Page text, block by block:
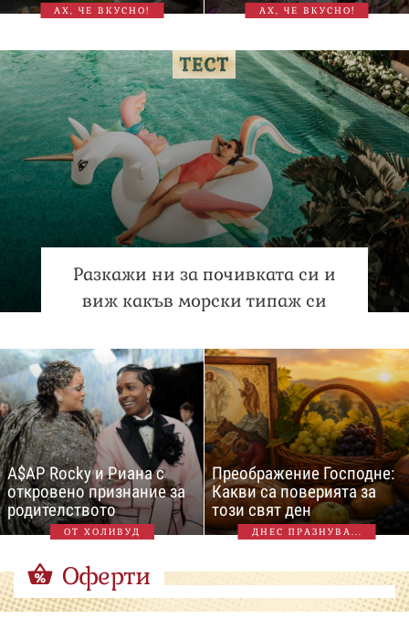
АХ, ЧЕ ВКУСНО! АХ, ЧЕ ВКУСНО!
Разкажи ни за почивката си и
виж какъв морски типаж си
A$AP Rocky и Риана с
откровено признание за
родителството
ОТ ХОЛИВУД
Преображение Господне:
Какви са поверията за
този свят ден
ДНЕС ПРАЗНУВА...
Оферти